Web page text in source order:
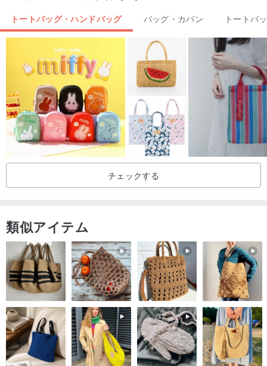
2WAYカジュアルトート
- ショルダーバッグ
トートバッグ・ハンドバッグ バッグ・カバン トートバ
チェックする
類似アイテム